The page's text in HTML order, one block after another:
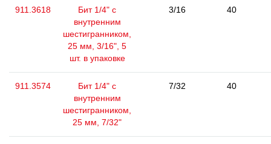
911.3618
Бит 1/4" с
внутренним
шестигранником,
25 мм, 3/16", 5
шт. в упаковке
3/16 40
911.3574
Бит 1/4" с
внутренним
шестигранником,
25 мм, 7/32"
7/32 40